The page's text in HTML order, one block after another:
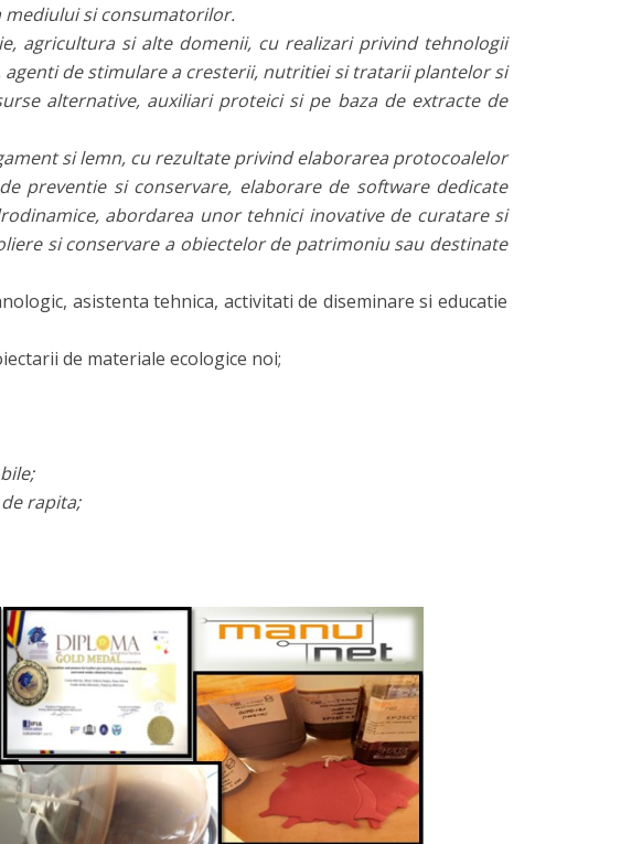
si consumatorilor.
agricultura si alte domenii, cu realizari privind tehnologii
de stimulare a cresterii, nutritiei si tratarii plantelor si
alternative, auxiliari proteici si pe baza de extracte de
si lemn, cu rezultate privind elaborarea protocoalelor
preventie si conservare, elaborare de software dedicate
abordarea unor tehnici inovative de curatare si
si conservare a obiectelor de patrimoniu sau destinate
asistenta tehnica, activitati de diseminare si educatie
de materiale ecologice noi;
rapita;